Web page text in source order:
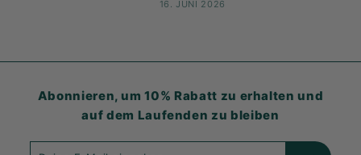
16. JUNI 2026
Abonnieren, um 10% Rabatt zu erhalten und
auf dem Laufenden zu bleiben